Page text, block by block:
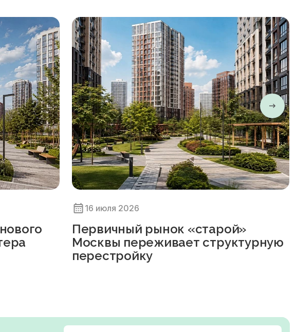
16 июля 2026
Первичный рынок «старой»
Москвы переживает структурную
перестройку